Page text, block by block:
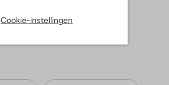
Cookie-instellingen